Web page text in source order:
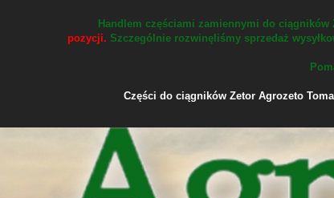
Handlem częściami zamiennymi do
pozycji. Szczególnie rozwinęliśmy sprzedaż
Części do ciągników Zetor Agrozeto